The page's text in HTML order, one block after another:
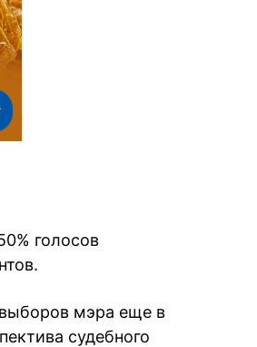
голосов
мэра еще в
судебного